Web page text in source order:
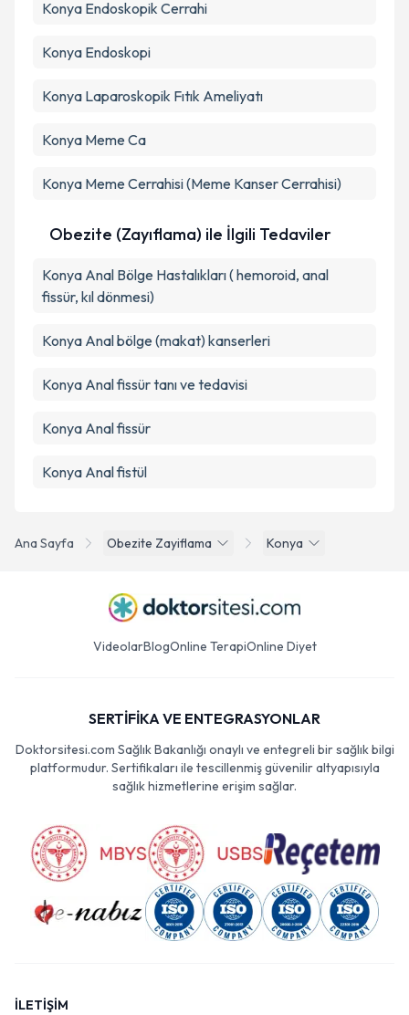
Takvim Talebini Gönder
Ana Sayfa Obezite Zayiflama Konya
Konya Endoskopik Cerrahi
Konya Endoskopi
Konya Laparoskopik Fıtık Ameliyatı
Konya Meme Ca
Konya Meme Cerrahisi (Meme Kanser Cerrahisi)
Obezite (Zayıflama) ile İlgili Tedaviler
Konya Anal Bölge Hastalıkları ( hemoroid, anal
fissür, kıl dönmesi)
Konya Anal bölge (makat) kanserleri
Konya Anal fissür tanı ve tedavisi
Konya Anal fissür
Konya Anal fistül
VideolarBlogOnline TerapiOnline Diyet
SERTİFİKA VE ENTEGRASYONLAR
Doktorsitesi.com Sağlık Bakanlığı onaylı ve entegreli bir sağlık bilgi
platformudur. Sertifikaları ile tescillenmiş güvenilir altyapısıyla
sağlık hizmetlerine erişim sağlar.
İLETİŞİM